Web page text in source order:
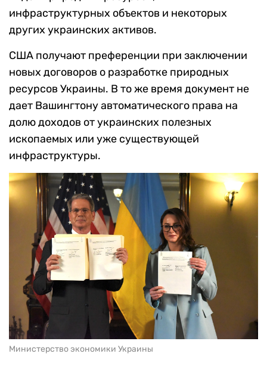
инфраструктурных объектов и некоторых
других украинских активов.
США получают преференции при заключении
новых договоров о разработке природных
ресурсов Украины. В то же время документ не
дает Вашингтону автоматического права на
долю доходов от украинских полезных
ископаемых или уже существующей
инфраструктуры.
Министерство экономики Украины